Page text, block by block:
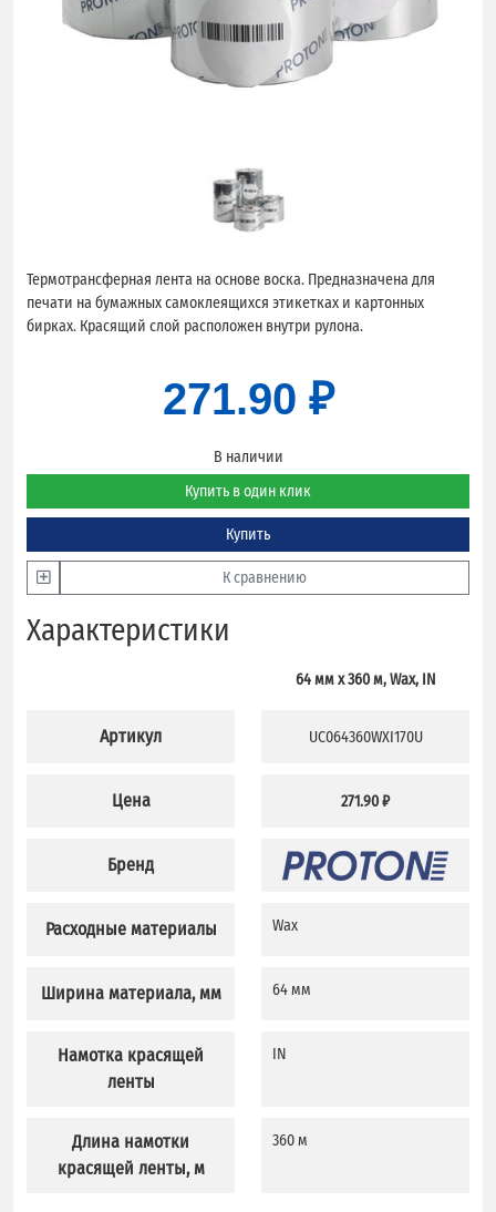
Термотрансферная лента на основе воска. Предназначена для
печати на бумажных самоклеящихся этикетках и картонных
бирках. Красящий слой расположен внутри рулона.
271.90 ₽
В наличии
Купить в один клик
Купить
К сравнению
Характеристики
Артикул
Цена
Бренд
Расходные материалы
Ширина материала, мм
Намотка красящей
ленты
Длина намотки
красящей ленты, м
64 мм х 360 м, Wax, IN
UC064360WXI170U
271.90 ₽
Wax
64 мм
IN
360 м